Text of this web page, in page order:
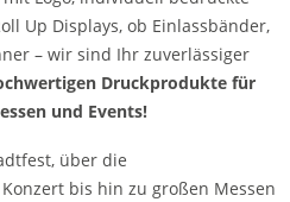
Up Displays, ob Einlassbänder,
– wir sind Ihr zuverlässiger
Druckprodukte für
und Events!
über die
bis hin zu großen Messen